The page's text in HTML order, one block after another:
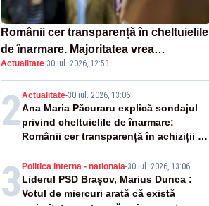
Românii cer transparență în cheltuielile
de înarmare. Majoritatea vrea
competiție reală și industrie locală –
SONDAJ
Actualitate·30 iul. 2026, 12:53
2Actualitate-30 iul. 2026, 13:06
Ana Maria Păcuraru explică sondajul
privind cheltuielile de înarmare:
Românii cer transparență în achiziții și
un echilibru între partenerii externi
3 Politica Interna - nationala-30 iul. 2026, 13:06
Liderul PSD Brașov, Marius Dunca :
Votul de miercuri arată că există